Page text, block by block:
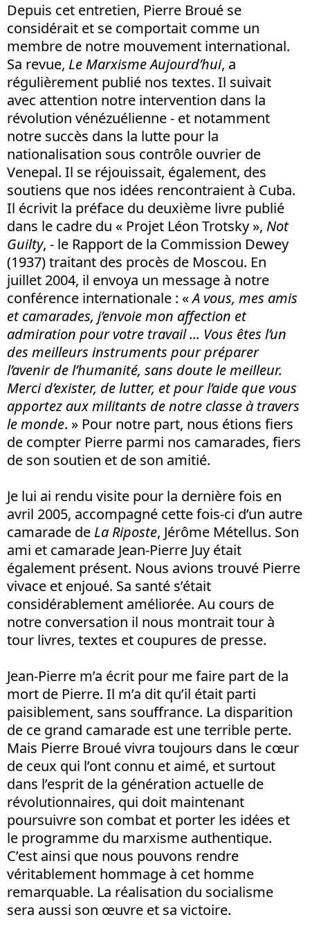
Depuis cet entretien, Pierre Broué se
considérait et se comportait comme un
membre de notre mouvement international.
Sa revue, Le Marxisme Aujourd’hui, a
régulièrement publié nos textes. Il suivait
avec attention notre intervention dans la
révolution vénézuélienne - et notamment
notre succès dans la lutte pour la
nationalisation sous contrôle ouvrier de
Venepal. Il se réjouissait, également, des
soutiens que nos idées rencontraient à Cuba.
Il écrivit la préface du deuxième livre publié
dans le cadre du « Projet Léon Trotsky », Not
Guilty, - le Rapport de la Commission Dewey
(1937) traitant des procès de Moscou. En
juillet 2004, il envoya un message à notre
conférence internationale : «A vous, mes amis
et camarades, j’envoie mon affection et
admiration pour votre travail ... Vous êtes l’un
des meilleurs instruments pour préparer
l’avenir de l’humanité, sans doute le meilleur.
Merci d’exister, de lutter, et pour l’aide que vous
apportez aux militants de notre classe à travers
le monde. » Pour notre part, nous étions fiers
de compter Pierre parmi nos camarades, fiers
de son soutien et de son amitié.
Je lui ai rendu visite pour la dernière fois en
avril 2005, accompagné cette fois-ci d’un autre
camarade de La Riposte, Jérôme Métellus. Son
ami et camarade Jean-Pierre Juy était
également présent. Nous avions trouvé Pierre
vivace et enjoué. Sa santé s’était
considérablement améliorée. Au cours de
notre conversation il nous montrait tour à
tour livres, textes et coupures de presse.
Jean-Pierre m’a écrit pour me faire part de la
mort de Pierre. Il m’a dit qu’il était parti
paisiblement, sans souffrance. La disparition
de ce grand camarade est une terrible perte.
Mais Pierre Broué vivra toujours dans le cœur
de ceux qui l’ont connu et aimé, et surtout
dans l’esprit de la génération actuelle de
révolutionnaires, qui doit maintenant
poursuivre son combat et porter les idées et
le programme du marxisme authentique.
C’est ainsi que nous pouvons rendre
véritablement hommage à cet homme
remarquable. La réalisation du socialisme
sera aussi son œuvre et sa victoire.